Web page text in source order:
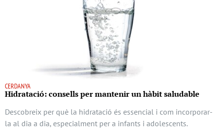
CERDANYA
Hidratació: consells per mantenir un hàbit saludable
Descobreix per què la hidratació és essencial i com incorporar-
la al dia a dia, especialment per a infants i adolescents.